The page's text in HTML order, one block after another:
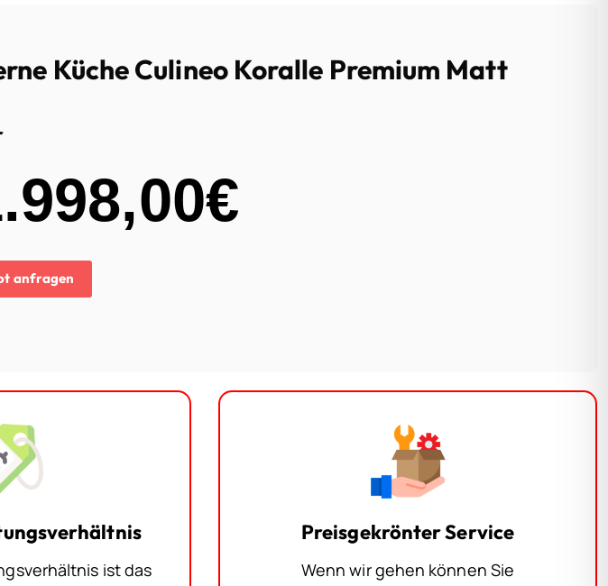
Küche Culineo Koralle Premium Matt
€
anfragen
ist das
Preisgekrönter Service
Wenn wir gehen können Sie